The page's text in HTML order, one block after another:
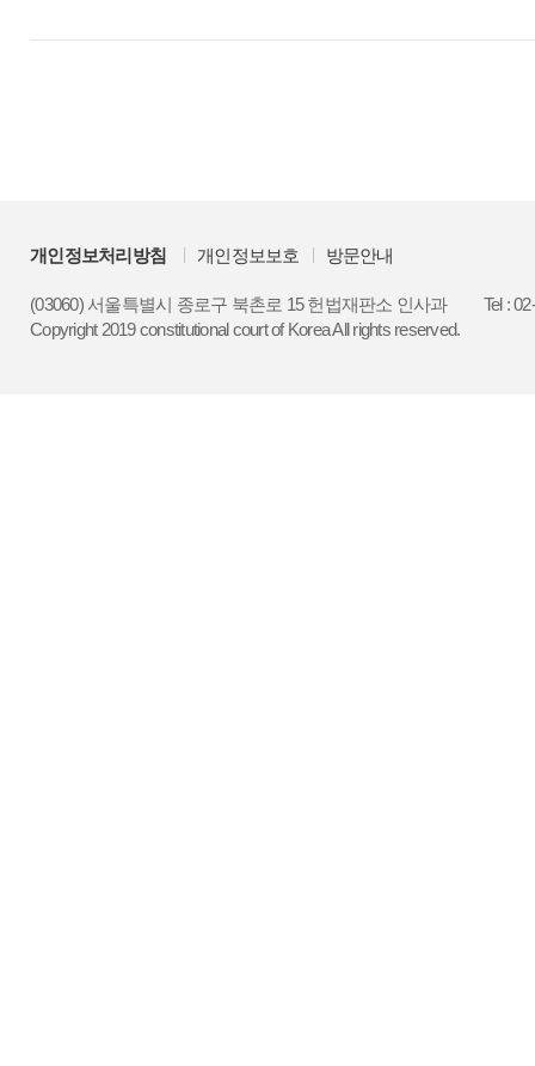
개인정보처리방침 개인정보보호 방문안내
(03060) 서울특별시 종로구 북촌로 15 헌법재판소 인사과
Tel :
Copyright 2019 constitutional court of Korea All rights reserved.